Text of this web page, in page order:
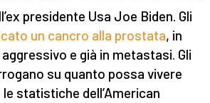
presidente Usa Joe Biden. Gli
un cancro alla prostata, in
e già in metastasi. Gli
su quanto possa vivere
statistiche dell’American